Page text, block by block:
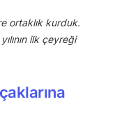
ortaklık kurduk.
ilk çeyreği